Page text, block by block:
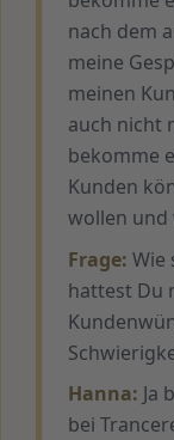
nach dem
meine
meinen
auch nicht
bekomme
Kunden
wollen und
Frage: Wie
hattest Du
Hanna: Ja
bei